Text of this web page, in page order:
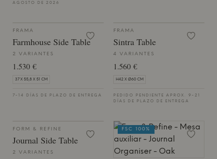
AGOSTO DE 2026
FRAMA
Farmhouse Side Table
2 VARIANTES
1.530 €
37 X 55,8 X 51 CM
7-14 DÍAS DE PLAZO DE ENTREGA
FRAMA
Sintra Table
4 VARIANTES
1.560 €
H42 X Ø60 CM
PEDIDO PENDIENTE APROX. 9-21
DÍAS DE PLAZO DE ENTREGA
FORM & REFINE
Journal Side Table
2 VARIANTES
FSC 100%